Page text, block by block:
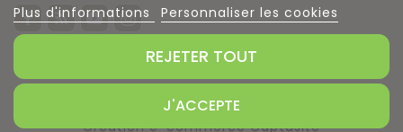
Gestion des cookies
Plus d'informations Personnaliser les cookies
REJETER TOUT
J'ACCEPTE
Création e-commerce Captusite